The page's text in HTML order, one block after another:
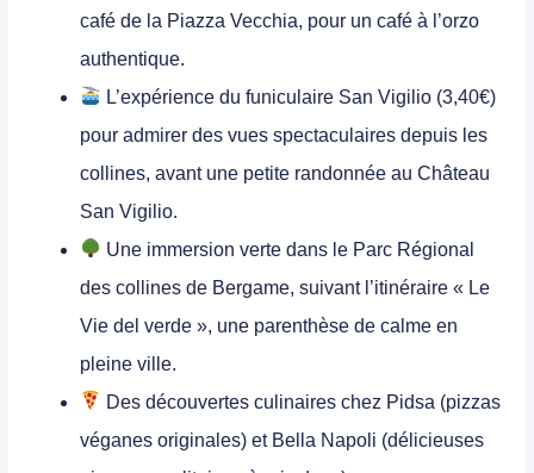
café de la Piazza Vecchia, pour un café à l’orzo
authentique.
L’expérience dufuniculaire San Vigilio (3,40€)
pour admirer des vues spectaculaires depuis les
collines, avant une petite randonnée au Château
San Vigilio.
Une immersion verte dans le Parc Régional
des collines de Bergame, suivant l’itinéraire « Le
Vie del verde », une parenthèse de calme en
pleine ville.
Des découvertes culinaires chez Pidsa (pizzas
véganes originales) et Bella Napoli (délicieuses